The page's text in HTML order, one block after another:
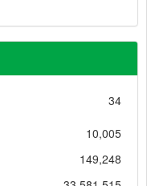
34
10,005
149,248